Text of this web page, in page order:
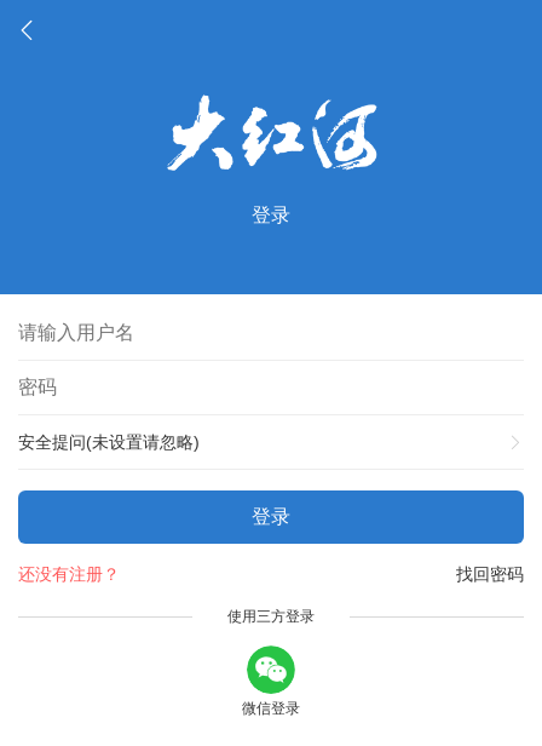
登录
安全提问(未设置请忽略)
登录
找回密码
还没有注册？
使用三方登录
微信登录